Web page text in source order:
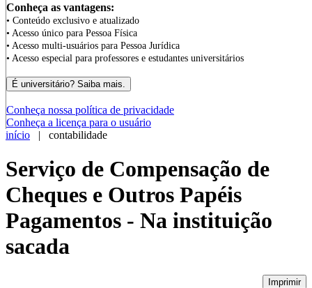
Conheça as vantagens:
• Conteúdo exclusivo e atualizado
• Acesso único para Pessoa Física
• Acesso multi-usuários para Pessoa Jurídica
• Acesso especial para professores e estudantes universitários
Conheça nossa política de privacidade
Conheça a licença para o usuário
início | contabilidade
Serviço de Compensação de
Cheques e Outros Papéis
Pagamentos - Na instituição
sacada
Imprimir